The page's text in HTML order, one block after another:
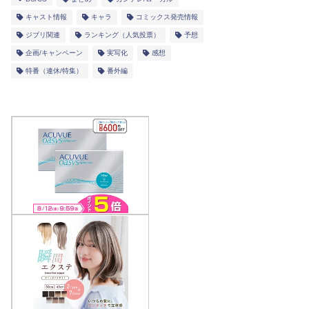
キャスト情報 キャラ コミックス発売情報
ジブリ関連 ランキング（人気投票） 予想
企画/キャンペーン 実写化 感想
特番（連休/特集） 番外編